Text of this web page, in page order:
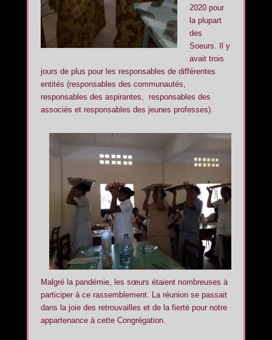
2020 pour
la plupart
des
Soeurs. Il y
avait trois
jours de plus pour les responsables de différentes
entités (responsables des communautés,
responsables des aspirantes, responsables des
associés et responsables des jeunes professes).
Malgré la pandémie, les sœurs étaient nombreuses à
participer à ce rassemblement. La réunion se passait
dans la joie des retrouvailles et de la fierté pour notre
appartenance à cette Congrégation.